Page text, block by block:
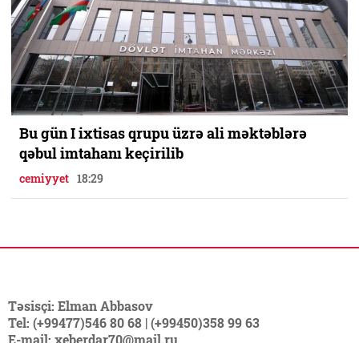
Bu gün I ixtisas qrupu üzrə ali məktəblərə
qəbul imtahanı keçirilib
cemiyyet 18:29
Təsisçi: Elman Abbasov
Tel: (+99477)546 80 68 | (+99450)358 99 63
E-mail: xeberdar70@mail.ru